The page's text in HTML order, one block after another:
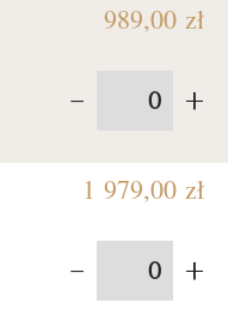
989,00 zł
- +
1 979,00 zł
- +